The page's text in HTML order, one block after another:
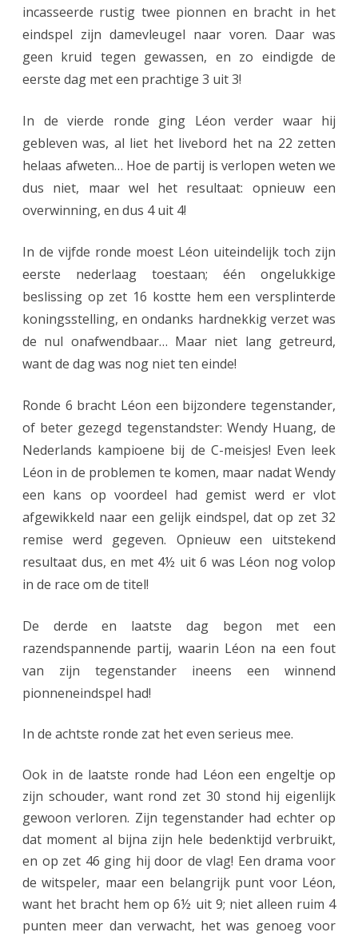
d
e
b
u
t
e
d
e
incasseerde rustig twee pionnen en bracht in het
eindspel zijn damevleugel naar voren. Daar was
geen kruid tegen gewassen, en zo eindigde de
eerste dag met een prachtige 3 uit 3!
In de vierde ronde ging Léon verder waar hij
gebleven was, al liet het livebord het na 22 zetten
helaas afweten… Hoe de partij is verlopen weten we
dus niet, maar wel het resultaat: opnieuw een
overwinning, en dus 4 uit 4!
In de vijfde ronde moest Léon uiteindelijk toch zijn
eerste nederlaag toestaan; één ongelukkige
beslissing op zet 16 kostte hem een versplinterde
koningsstelling, en ondanks hardnekkig verzet was
de nul onafwendbaar… Maar niet lang getreurd,
want de dag was nog niet ten einde!
Ronde 6 bracht Léon een bijzondere tegenstander,
of beter gezegd tegenstandster: Wendy Huang, de
Nederlands kampioene bij de C-meisjes! Even leek
Léon in de problemen te komen, maar nadat Wendy
een kans op voordeel had gemist werd er vlot
afgewikkeld naar een gelijk eindspel, dat op zet 32
remise werd gegeven. Opnieuw een uitstekend
resultaat dus, en met 4½ uit 6 was Léon nog volop
in de race om de titel!
De derde en laatste dag begon met een
razendspannende partij, waarin Léon na een fout
van zijn tegenstander ineens een winnend
pionneneindspel had!
In de achtste ronde zat het even serieus mee.
Ook in de laatste ronde had Léon een engeltje op
zijn schouder, want rond zet 30 stond hij eigenlijk
gewoon verloren. Zijn tegenstander had echter op
dat moment al bijna zijn hele bedenktijd verbruikt,
en op zet 46 ging hij door de vlag! Een drama voor
de witspeler, maar een belangrijk punt voor Léon,
want het bracht hem op 6½ uit 9; niet alleen ruim 4
punten meer dan verwacht, het was genoeg voor